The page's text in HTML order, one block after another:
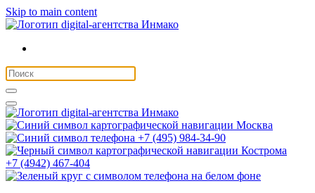
Skip to main content
Москва
+7 (495) 984-34-90
Кострома
+7 (4942) 467-404